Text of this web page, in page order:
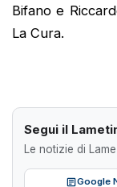
Bifano e
La Cura.
Segui il
Le notizie di
Google